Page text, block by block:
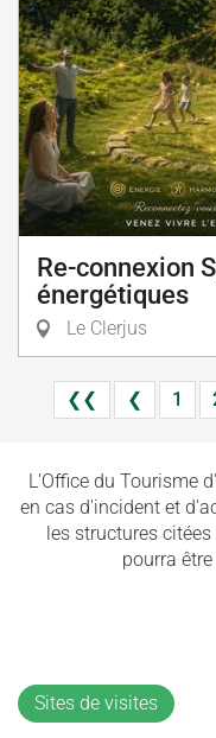
Re-connexion
énergétiques
Le Clerjus
❮❮ ❮ 1
L'Office du Tourisme
en cas d'incident et
les structures
pourra
Sites de visites